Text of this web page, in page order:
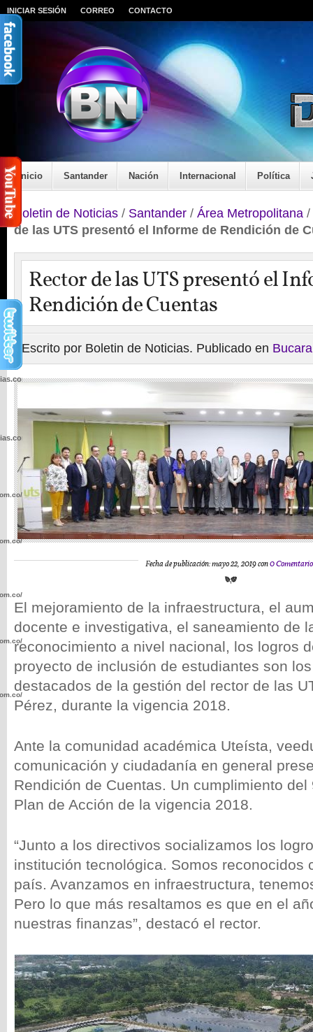
INICIAR SESIÓN CORREO CONTACTO
Inicio Santander Nación Internacional Política
Boletin de Noticias / Santander / Área Metropolitana /
de las UTS presentó el Informe de Rendición de
Rector de las UTS presentó el
Rendición de Cuentas
Escrito por Boletin de Noticias. Publicado en
Fecha de publicación: mayo 22, 2019 con0
El mejoramiento de la infraestructura, el
docente e investigativa, el saneamiento de
reconocimiento a nivel nacional, los logros
proyecto de inclusión de estudiantes son
destacados de la gestión del rector de las
Pérez, durante la vigencia 2018.
Ante la comunidad académica Uteísta,
comunicación y ciudadanía en general
Rendición de Cuentas. Un cumplimiento
Plan de Acción de la vigencia 2018.
“Junto a los directivos socializamos los
institución tecnológica. Somos reconocidos
país. Avanzamos en infraestructura,
Pero lo que más resaltamos es que en el
nuestras finanzas”, destacó el rector.
wp-
wp-
wp-
wp-
wp-
wp-
wp-
wp-
wp-